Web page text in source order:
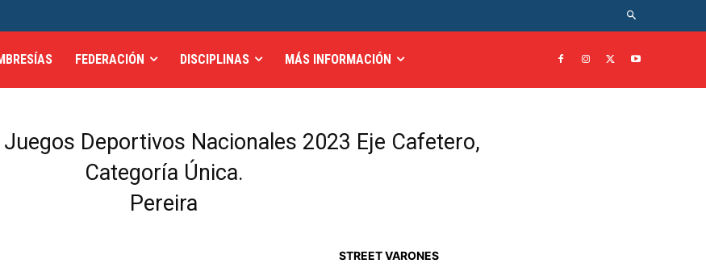
FEDERACIÓN DISCIPLINAS MÁS INFORMACIÓN
Deportivos Nacionales 2023 Eje Cafetero,
Categoría Única.
Pereira
STREET VARONES